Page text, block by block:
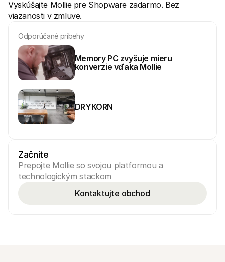
Vyskúšajte Mollie pre Shopware zadarmo. Bez
viazanosti v zmluve.
Odporúčané príbehy
Memory PC zvyšuje mieru
konverzie vďaka Mollie
DRYKORN
Začnite
Prepojte Mollie so svojou platformou a
technologickým stackom
Kontaktujte obchod